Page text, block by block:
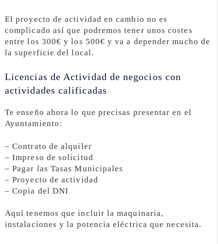
El proyecto de actividad en cambio no es
complicado así que podremos tener unos costes
entre los 300€ y los 500€ y va a depender mucho de
la superficie del local.
Licencias de Actividad de negocios con
actividades calificadas
Te enseño ahora lo que precisas presentar en el
Ayuntamiento:
– Contrato de alquiler
– Impreso de solicitud
– Pagar las Tasas Municipales
– Proyecto de actividad
– Copia del DNI
Aquí tenemos que incluir la maquinaria,
instalaciones y la potencia eléctrica que necesita.